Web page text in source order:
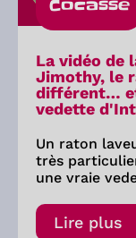
Cocasse
La vidéo de
Jimothy, le
différent…
vedette
Un raton
très
une vraie
Lire plus